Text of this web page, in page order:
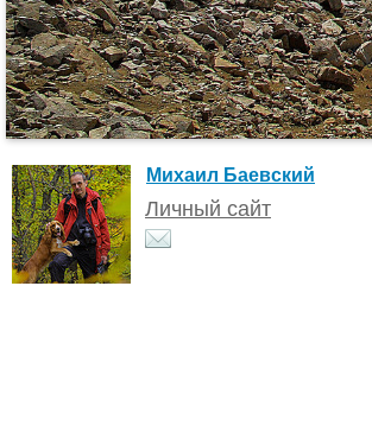
Михаил Баевский
Личный сайт